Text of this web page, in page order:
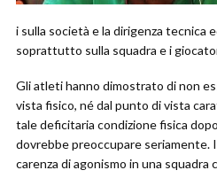
i sulla società e la dirigenza tecnica
soprattutto sulla squadra e i
Gli atleti hanno dimostrato di non
vista fisico, né dal punto di vista
tale deficitaria condizione fisica
dovrebbe preoccupare seriamente.
carenza di agonismo in una